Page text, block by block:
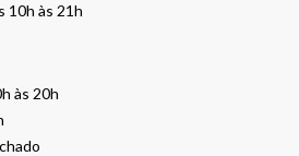
10h às 21h
às 20h